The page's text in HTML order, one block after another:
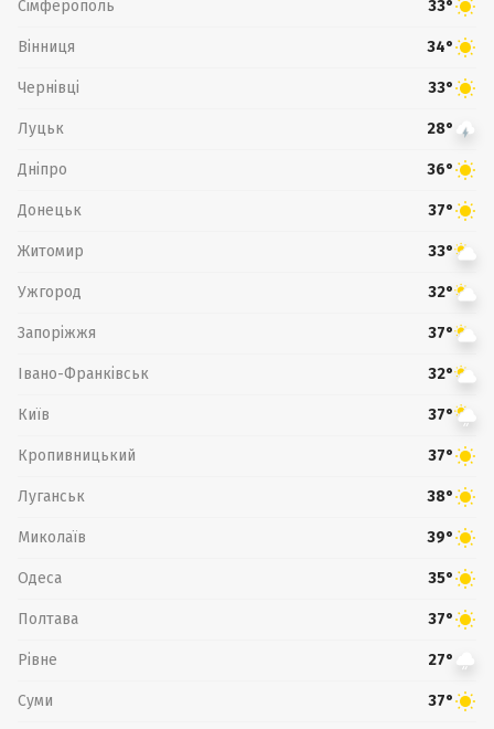
Сімферополь 33°
Вінниця 34°
Чернівці 33°
Луцьк 28°
Дніпро 36°
Донецьк 37°
Житомир 33°
Ужгород 32°
Запоріжжя 37°
Івано-Франківськ 32°
Київ 37°
Кропивницький 37°
Луганськ 38°
Миколаїв 39°
Одеса 35°
Полтава 37°
Рівне 27°
Суми 37°